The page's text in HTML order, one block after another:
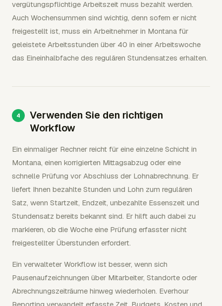
vergütungspflichtige Arbeitszeit muss bezahlt werden.
Auch Wochensummen sind wichtig, denn sofern er nicht
freigestellt ist, muss ein Arbeitnehmer in Montana für
geleistete Arbeitsstunden über 40 in einer Arbeitswoche
das Eineinhalbfache des regulären Stundensatzes erhalten.
Verwenden Sie den richtigen
Workflow
Ein einmaliger Rechner reicht für eine einzelne Schicht in
Montana, einen korrigierten Mittagsabzug oder eine
schnelle Prüfung vor Abschluss der Lohnabrechnung. Er
liefert Ihnen bezahlte Stunden und Lohn zum regulären
Satz, wenn Startzeit, Endzeit, unbezahlte Essenszeit und
Stundensatz bereits bekannt sind. Er hilft auch dabei zu
markieren, ob die Woche eine Prüfung erfasster nicht
freigestellter Überstunden erfordert.
Ein verwalteter Workflow ist besser, wenn sich
Pausenaufzeichnungen über Mitarbeiter, Standorte oder
Abrechnungszeiträume hinweg wiederholen. Everhour
Reporting verwandelt erfasste Zeit, Budgets, Kosten und